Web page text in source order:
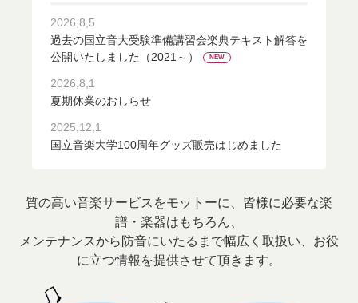
2026,8,5
過去の国立音大受験準備講習会楽典テキスト解答を
公開いたしました（2021～）
2026,8,1
夏期休業のおしらせ
2025,12,1
国立音楽大学100周年グッズ販売はじめました
質の高い音楽サービスをモットーに、皆様に必要な楽
譜・楽器はもちろん、
メンテナンスから防音にいたるまで幅広く取扱い、お役
に立つ情報を提供させて頂きます。